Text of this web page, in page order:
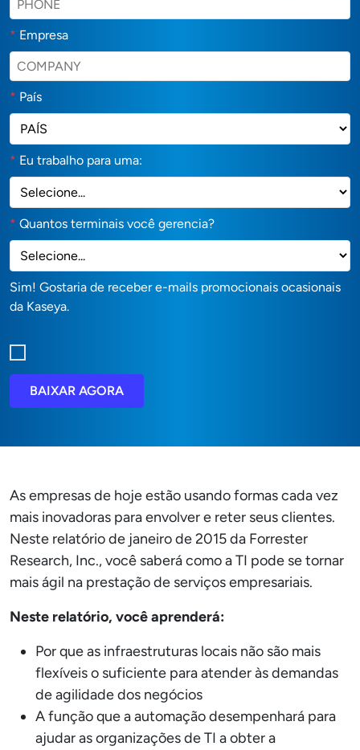
* Empresa
* País
* Eu trabalho para uma:
* Quantos terminais você gerencia?
Sim! Gostaria de receber e-mails promocionais ocasionais
da Kaseya.
BAIXAR AGORA
As empresas de hoje estão usando formas cada vez
mais inovadoras para envolver e reter seus clientes.
Neste relatório de janeiro de 2015 da Forrester
Research, Inc., você saberá como a TI pode se tornar
mais ágil na prestação de serviços empresariais.
Neste relatório, você aprenderá:
Por que as infraestruturas locais não são mais
flexíveis o suficiente para atender às demandas
de agilidade dos negócios
A função que a automação desempenhará para
ajudar as organizações de TI a obter a